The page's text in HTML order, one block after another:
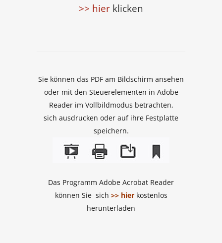
>> hier klicken
Sie können das PDF am Bildschirm ansehen
oder mit den Steuerelementen in Adobe
Reader im Vollbildmodus betrachten,
sich ausdrucken oder auf ihre Festplatte
speichern.
Das Programm Adobe Acrobat Reader
können Sie sich >> hierkostenlos
herunterladen